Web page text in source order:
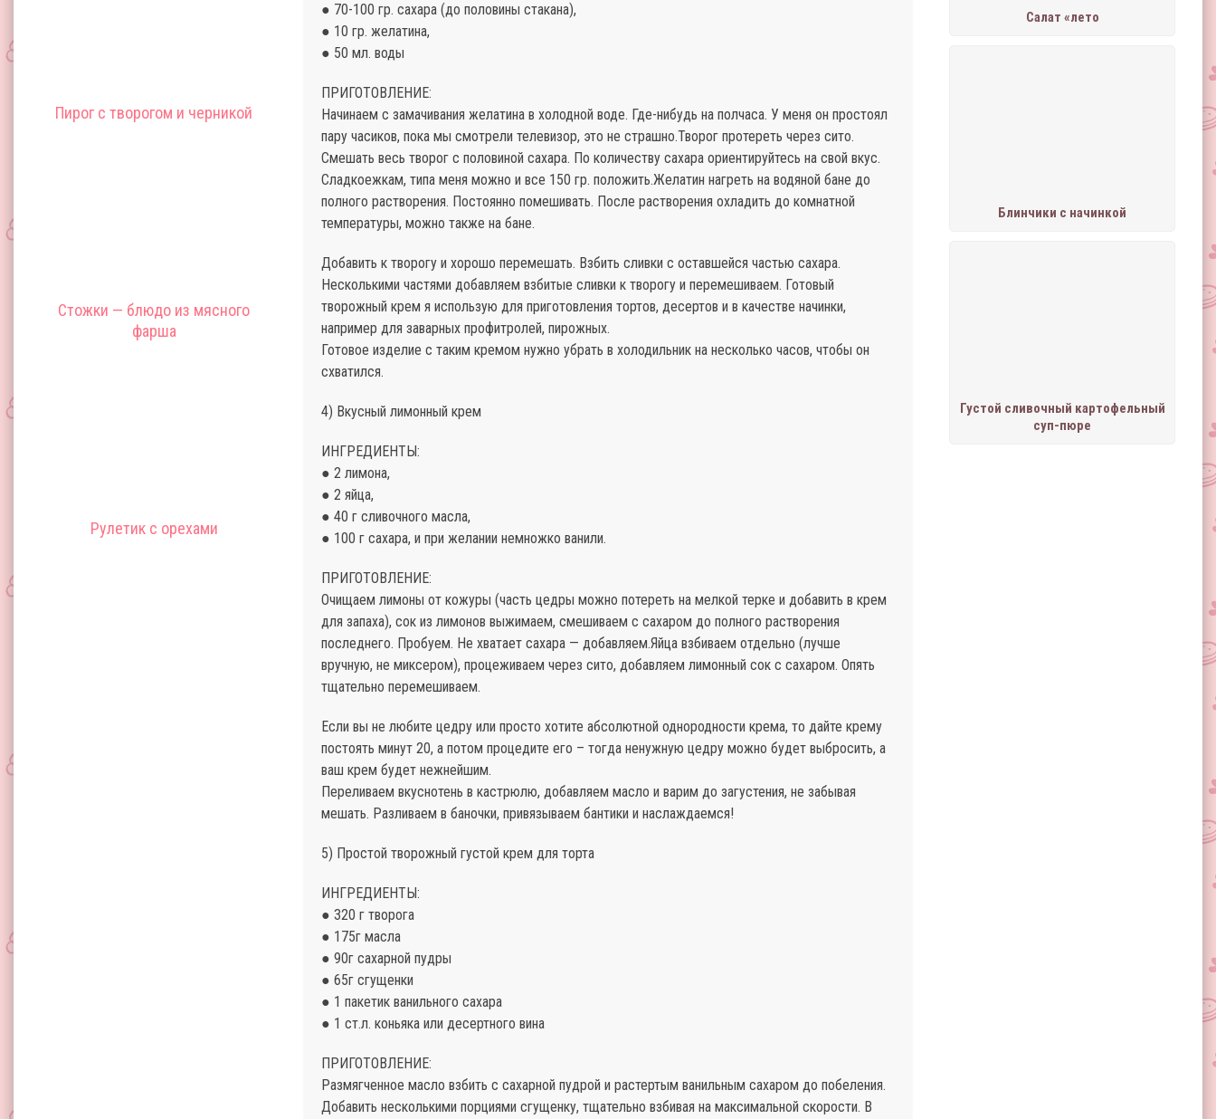
Пирог с творогом и черникой
Стожки — блюдо из мясного
фарша
Рулетик с орехами
Салат «лето
Блинчики с начинкой
Густой сливочный картофельный
суп-пюре
● 70-100 гр. сахара (до половины стакана),
● 10 гр. желатина,
● 50 мл. воды
ПРИГОТОВЛЕНИЕ:
Начинаем с замачивания желатина в холодной воде. Где-нибудь на полчаса. У меня он простоял
пару часиков, пока мы смотрели телевизор, это не страшно.Творог протереть через сито.
Смешать весь творог с половиной сахара. По количеству сахара ориентируйтесь на свой вкус.
Сладкоежкам, типа меня можно и все 150 гр. положить.Желатин нагреть на водяной бане до
полного растворения. Постоянно помешивать. После растворения охладить до комнатной
температуры, можно также на бане.
Добавить к творогу и хорошо перемешать. Взбить сливки с оставшейся частью сахара.
Несколькими частями добавляем взбитые сливки к творогу и перемешиваем. Готовый
творожный крем я использую для приготовления тортов, десертов и в качестве начинки,
например для заварных профитролей, пирожных.
Готовое изделие с таким кремом нужно убрать в холодильник на несколько часов, чтобы он
схватился.
4) Вкусный лимонный крем
ИНГРЕДИЕНТЫ:
● 2 лимона,
● 2 яйца,
● 40 г сливочного масла,
● 100 г сахара, и при желании немножко ванили.
ПРИГОТОВЛЕНИЕ:
Очищаем лимоны от кожуры (часть цедры можно потереть на мелкой терке и добавить в крем
для запаха), сок из лимонов выжимаем, смешиваем с сахаром до полного растворения
последнего. Пробуем. Не хватает сахара — добавляем.Яйца взбиваем отдельно (лучше
вручную, не миксером), процеживаем через сито, добавляем лимонный сок с сахаром. Опять
тщательно перемешиваем.
Если вы не любите цедру или просто хотите абсолютной однородности крема, то дайте крему
постоять минут 20, а потом процедите его – тогда ненужную цедру можно будет выбросить, а
ваш крем будет нежнейшим.
Переливаем вкуснотень в кастрюлю, добавляем масло и варим до загустения, не забывая
мешать. Разливаем в баночки, привязываем бантики и наслаждаемся!
5) Простой творожный густой крем для торта
ИНГРЕДИЕНТЫ:
● 320 г творога
● 175г масла
● 90г сахарной пудры
● 65г сгущенки
● 1 пакетик ванильного сахара
● 1 ст.л. коньяка или десертного вина
ПРИГОТОВЛЕНИЕ:
Размягченное масло взбить с сахарной пудрой и растертым ванильным сахаром до побеления.
Добавить несколькими порциями сгущенку, тщательно взбивая на максимальной скорости. В